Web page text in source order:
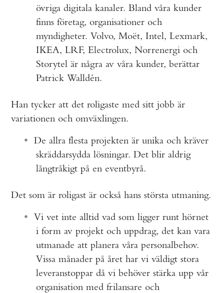
övriga digitala kanaler. Bland våra kunder
finns företag, organisationer och
myndigheter. Volvo, Moët, Intel, Lexmark,
IKEA, LRF, Electrolux, Norrenergi och
Storytel är några av våra kunder, berättar
Patrick Walldén.
Han tycker att det roligaste med sitt jobb är
variationen och omväxlingen.
De allra flesta projekten är unika och kräver
skräddarsydda lösningar. Det blir aldrig
långtråkigt på en eventbyrå.
Det som är roligast är också hans största utmaning.
Vi vet inte alltid vad som ligger runt hörnet
i form av projekt och uppdrag, det kan vara
utmanade att planera våra personalbehov.
Vissa månader på året har vi väldigt stora
leveranstoppar då vi behöver stärka upp vår
organisation med frilansare och